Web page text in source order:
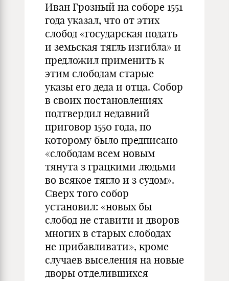
Иван Грозный на соборе 1551
года указал, что от этих
слобод «государская подать
и земьская тягль изгибла» и
предложил применить к
этим слободам старые
указы его деда и отца. Собор
в своих постановлениях
подтвердил недавний
приговор 1550 года, по
которому было предписано
«слободам всем новым
тянута з грацкими людьми
во всякое тягло и з судом».
Сверх того собор
установил: «новых бы
слобод не ставити и дворов
многих в старых слободах
не прибавливати», кроме
случаев выселения на новые
дворы отделившихся